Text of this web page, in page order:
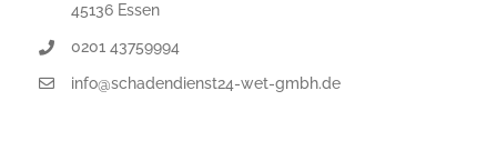
45136 Essen
0201 43759994
info@schadendienst24-wet-gmbh.de